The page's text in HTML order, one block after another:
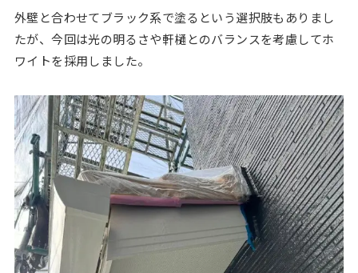
外壁と合わせてブラック系で塗るという選択肢もありまし
たが、今回は光の明るさや軒樋とのバランスを考慮してホ
ワイトを採用しました。